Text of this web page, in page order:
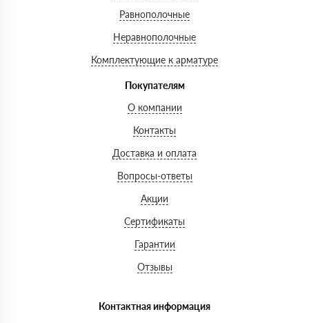
Равнополочные
Неравнополочные
Комплектующие к арматуре
Покупателям
О компании
Контакты
Доставка и оплата
Вопросы-ответы
Акции
Сертификаты
Гарантии
Отзывы
Контактная информация